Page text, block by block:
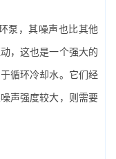
泵，其噪声也比其他
，这也是一个强大的
循环冷却水。它们经
声强度较大，则需要